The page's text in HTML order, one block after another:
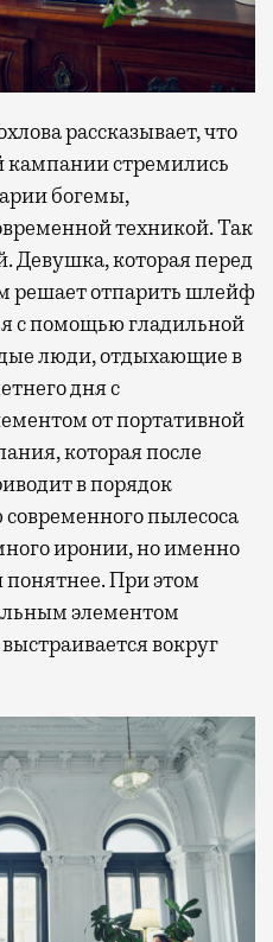
рассказывает, что
кампании стремились
богемы,
техникой. Так
Девушка, которая перед
решает отпарить шлейф
с помощью гладильной
люди, отдыхающие в
дня с
от портативной
которая после
в порядок
пылесоса
иронии, но именно
понятнее. При этом
элементом
вокруг